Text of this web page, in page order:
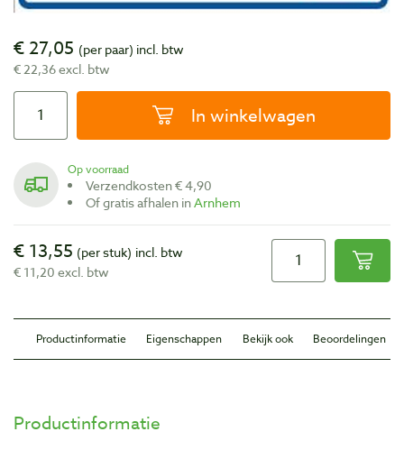
€ 27,05 (per paar) incl. btw
€ 22,36 excl. btw
In winkelwagen
Op voorraad
Verzendkosten € 4,90
Of gratis afhalen inArnhem
€ 13,55 (per stuk) incl. btw
€ 11,20 excl. btw
Productinformatie Eigenschappen Bekijk ook Beoordelingen
Productinformatie